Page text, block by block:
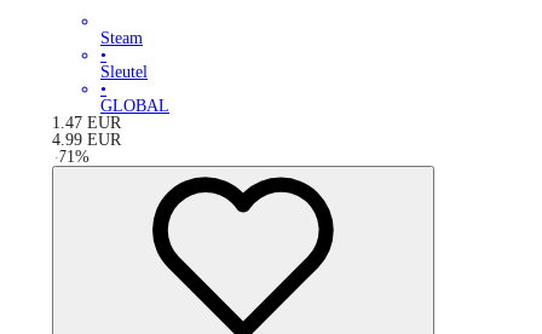
Steam
•
Sleutel
•
GLOBAL
1.47 EUR
4.99 EUR
-71 %